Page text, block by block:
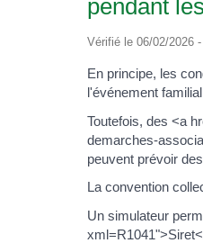
pendant
Vérifié le 06/02/2026
En principe, les
l'événement
Toutefois, des <a
demarches-
peuvent prévoir
La convention
Un simulateur